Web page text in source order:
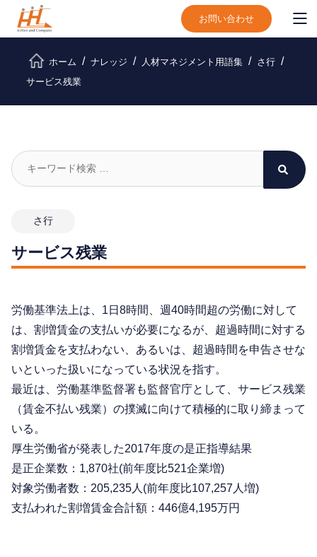
お問い合わせ
ホーム ナレッジ 人材マネジメント用語集
さ行
サービス残業
さ行
サービス残業
労働基準法上は、1日8時間、週40時間超の労働に対して
は、割増賃金の支払いが必要になるが、超過時間に対する
割増賃金を支払わない、あるいは、超過時間を申告させな
いといった扱いになっている状況を指す。
最近は、労働基準監督署も監督官庁として、サービス残業
（賃金不払い残業）の撲滅に向けて積極的に取り締まって
いる。
厚生労働省が発表した2017年度の是正指導結果
是正企業数：1,870社(前年度比521企業増)
対象労働者数：205,235人(前年度比107,257人増)
支払われた割増賃金合計額：446億4,195万円